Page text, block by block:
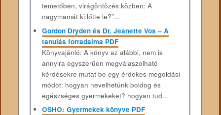
temetőben, virágöntözés közben: A
nagymamát ki lőtte le?”...
Gordon Dryden és Dr. Jeanette Vos – A
tanulás forradalma PDF
Könyvajánló: A könyv az alábbi, nem is
annyira egyszerűen megválaszolható
kérdésekre mutat be egy érdekes megoldási
módot: hogyan nevelhetünk boldog és
egészséges gyermekeket? hogyan tud...
OSHO: Gyermekek könyve PDF